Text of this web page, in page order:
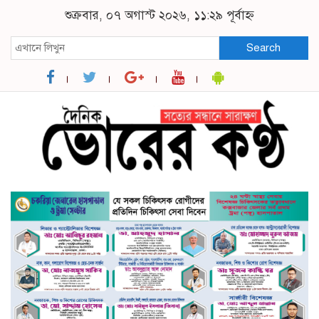
শুক্রবার, ০৭ অগাস্ট ২০২৬, ১১:২৯ পূর্বাহ্ন
Search